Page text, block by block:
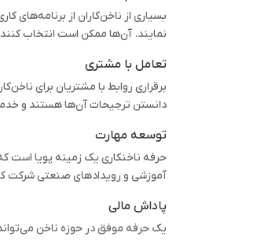
بسیاری از ناخن‌کاران از
نمایند. آن‌ها ممکن است انتخاب
تعامل با مشتری
برقراری روابط با مشتریان برای
دانستن ترجیحات آن‌ها هستند و
توسعه مهارت
حرفه ناخنکاری یک زمینه پویا است
آموزشی و رویدادهای صنعتی شرکت
پاداش مالی
یک حرفه موفق در حوزه ناخن